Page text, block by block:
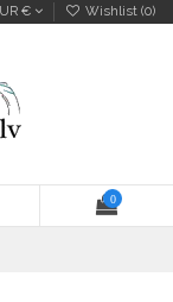
€ Wishlist (0)
0